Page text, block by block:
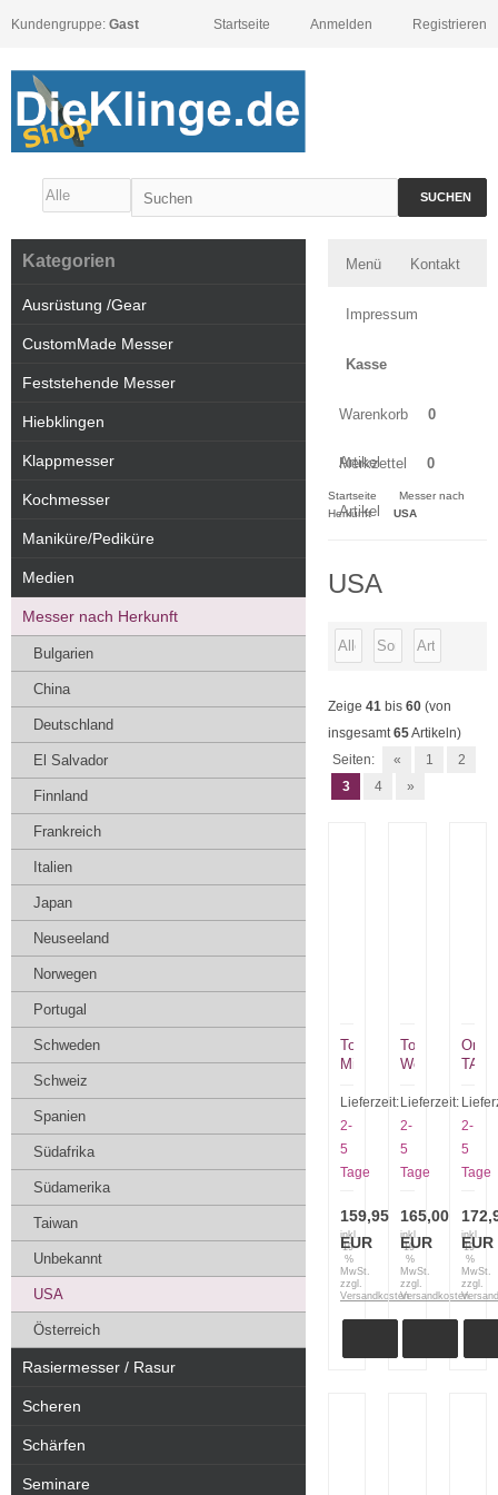
Kundengruppe: Gast Registrieren
Anmelden
Startseite
SUCHEN
Menü Kontakt
Impressum
Kasse
Warenkorb 0
Artikel
Merkzettel 0
Artikel
Startseite
Messer nach
Herkunft
USA
USA
Zeige 41 bis 60 (von
insgesamt65Artikeln)
Seiten:
« 1
2
3
4 »
Tops
Mini
Puukko
21-
832
Lieferzeit:
2-
5
Tage
159,95
EUR
inkl.
19
%
MwSt.
zzgl.
Versandkosten
Tops
Wolf
XL
WP0111
Lieferzeit:
2-
5
Tage
165,00
EUR
inkl.
19
%
MwSt.
zzgl.
Versandkosten
TAK
ON
8602
2-
5
Tage
EUR
inkl.
19
%
MwSt.
zzgl.
Kategorien
Ausrüstung /Gear
CustomMade Messer
Feststehende Messer
Hiebklingen
Klappmesser
Kochmesser
Maniküre/Pediküre
Medien
Messer nach Herkunft
Bulgarien
China
Deutschland
El Salvador
Finnland
Frankreich
Italien
Japan
Neuseeland
Norwegen
Portugal
Schweden
Schweiz
Spanien
Südafrika
Südamerika
Taiwan
Unbekannt
USA
Österreich
Rasiermesser / Rasur
Scheren
Schärfen
Seminare